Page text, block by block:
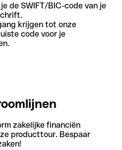
de SWIFT/BIC-code van je
krijgen tot onze
code voor je
zakelijke financiën
producttour. Bespaar